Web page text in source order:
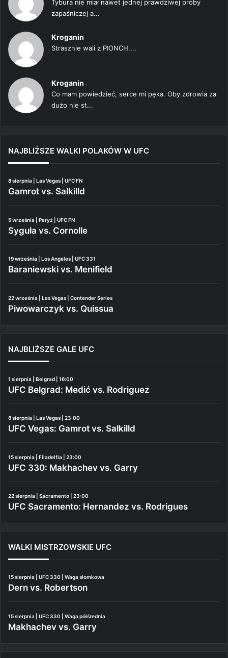
Tybura nie miał nawet jednej prawdziwej próby
zapaśniczej a...
Kroganin
Strasznie wali z PIONCH....
Kroganin
Co mam powiedzieć, serce mi pęka. Oby zdrowia za
dużo nie st...
NAJBLIŻSZE WALKI POLAKÓW W UFC
8 sierpnia | Las Vegas | UFC FN
Gamrot vs. Salkilld
5 września | Paryż | UFC FN
Syguła vs. Cornolle
19 września | Los Angeles | UFC 331
Baraniewski vs. Menifield
22 września | Las Vegas | Contender Series
Piwowarczyk vs. Quissua
NAJBLIŻSZE GALE UFC
1 sierpnia | Belgrad | 16:00
UFC Belgrad: Medić vs. Rodriguez
8 sierpnia | Las Vegas | 23:00
UFC Vegas: Gamrot vs. Salkilld
15 sierpnia | Filadelfia | 23:00
UFC 330: Makhachev vs. Garry
22 sierpnia | Sacramento | 23:00
UFC Sacramento: Hernandez vs. Rodrigues
WALKI MISTRZOWSKIE UFC
15 sierpnia | UFC 330 | Waga słomkowa
Dern vs. Robertson
15 sierpnia | UFC 330 | Waga półśrednia
Makhachev vs. Garry